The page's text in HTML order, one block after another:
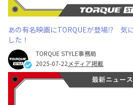
あの有名映画にTORQUEが登場⁉ 気
した！
TORQUE STYLE事務局
2025-07-22 メディア掲載